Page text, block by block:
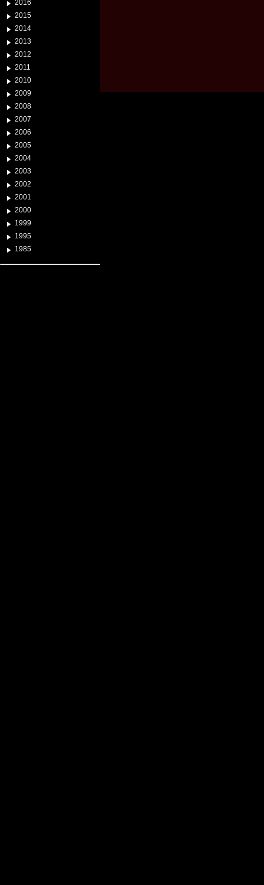
2016
2015
2014
2013
2012
2011
2010
2009
2008
2007
2006
2005
2004
2003
2002
2001
2000
1999
1995
1985